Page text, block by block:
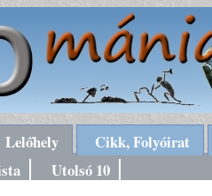
Lelőhely
Cikk, Folyóirat
Utolsó 10